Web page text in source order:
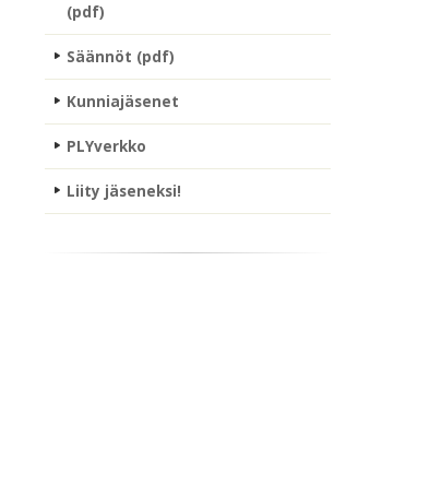
(pdf)
Säännöt (pdf)
Kunniajäsenet
PLYverkko
Liity jäseneksi!